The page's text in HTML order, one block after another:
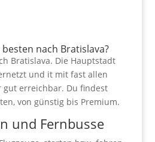
nach Bratislava?
Bratislava. Die Hauptstadt
und it mit fast allen
erreichbar. Du findest
von günstig bis Premium.
und Fernbusse